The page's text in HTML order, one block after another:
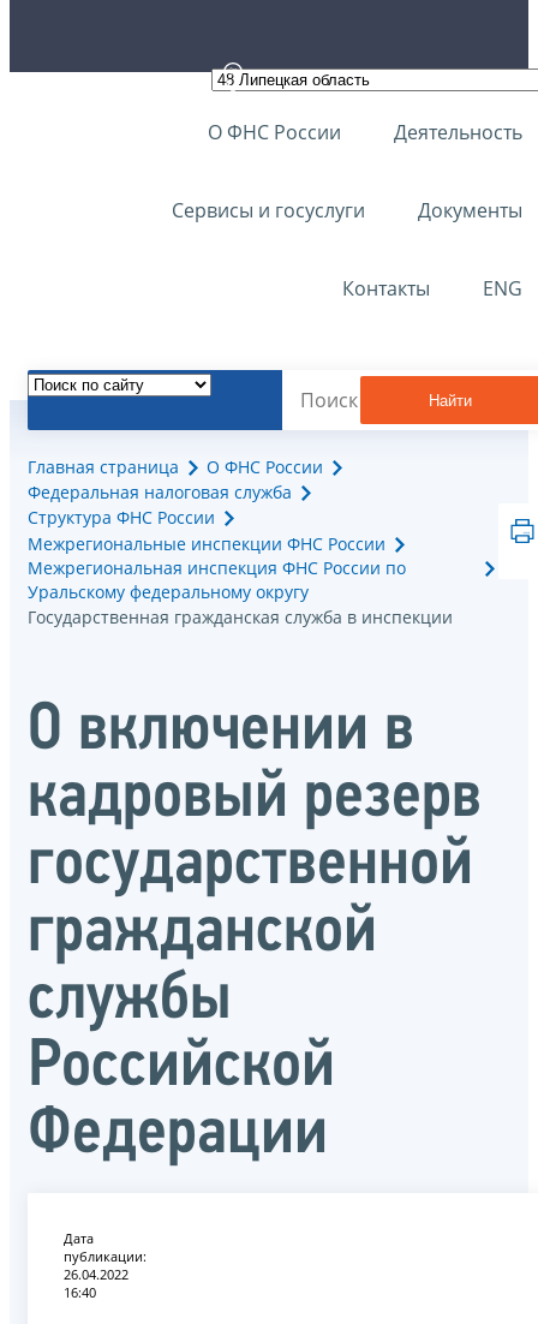
О ФНС России Деятельность
Сервисы и госуслуги Документы
Контакты ENG
Найти
Главная страница
О ФНС России
Федеральная налоговая служба
Структура ФНС России
Межрегиональные инспекции ФНС России
Межрегиональная инспекция ФНС России по
Уральскому федеральному округу
Государственная гражданская служба в инспекции
О включении в
кадровый резерв
государственной
гражданской
службы
Российской
Федерации
Дата
публикации:
26.04.2022
16:40